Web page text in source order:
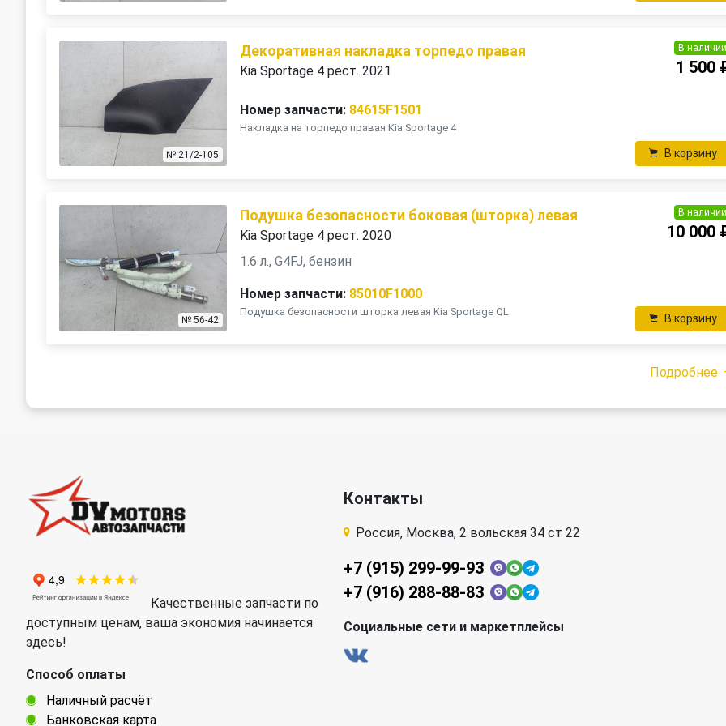
№ 21/2-105
Декоративная накладка торпедо правая
Kia Sportage 4 рест. 2021
Номер запчасти: 84615F1501
Накладка на торпедо правая Kia Sportage 4
В наличии
1 500
В корзину
№ 56-42
Подушка безопасности боковая (шторка) левая
Kia Sportage 4 рест. 2020
1.6 л., G4FJ, бензин
Номер запчасти: 85010F1000
Подушка безопасности шторка левая Kia Sportage QL
В наличии
10 000
В корзину
Подробнее
Качественные запчасти по
доступным ценам, ваша экономия начинается
здесь!
Способ оплаты
Наличный расчёт
Банковская карта
Контакты
Россия, Москва, 2 вольская 34 ст 22
+7 (915) 299-99-93
+7 (916) 288-88-83
Социальные сети и маркетплейсы